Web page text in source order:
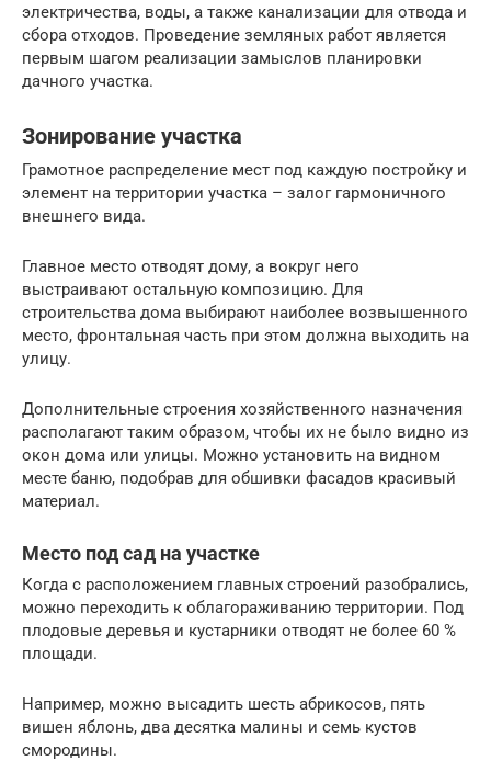
электричества, воды, а также канализации для отвода и
сбора отходов. Проведение земляных работ является
первым шагом реализации замыслов планировки
дачного участка.
Зонирование участка
Грамотное распределение мест под каждую постройку и
элемент на территории участка – залог гармоничного
внешнего вида.
Главное место отводят дому, а вокруг него
выстраивают остальную композицию. Для
строительства дома выбирают наиболее возвышенного
место, фронтальная часть при этом должна выходить на
улицу.
Дополнительные строения хозяйственного назначения
располагают таким образом, чтобы их не было видно из
окон дома или улицы. Можно установить на видном
месте баню, подобрав для обшивки фасадов красивый
материал.
Место под сад на участке
Когда с расположением главных строений разобрались,
можно переходить к облагораживанию территории. Под
плодовые деревья и кустарники отводят не более 60 %
площади.
Например, можно высадить шесть абрикосов, пять
вишен яблонь, два десятка малины и семь кустов
смородины.